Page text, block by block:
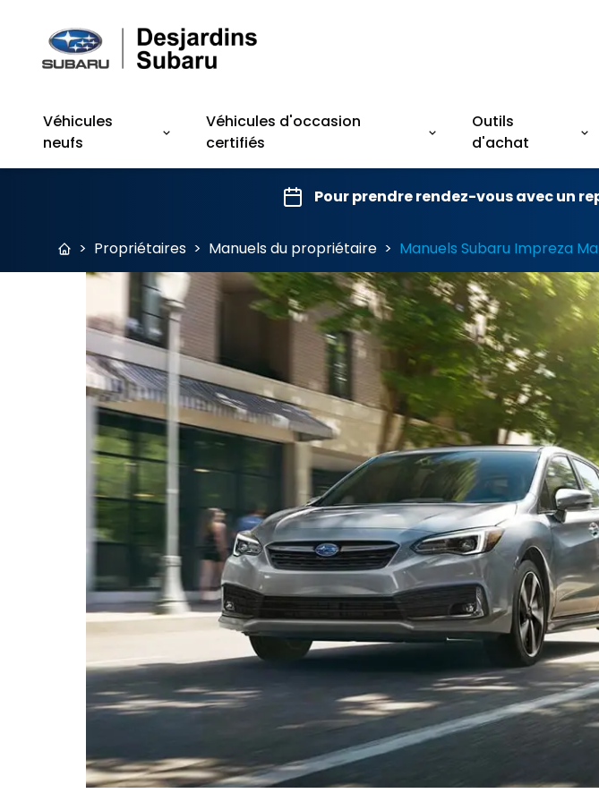
Véhicules
neufs
Véhicules d'occasion
certifiés
Outils
d'achat
Pour prendre rendez-vous avec un
> Propriétaires > Manuels du propriétaire > Manuels Subaru Impreza